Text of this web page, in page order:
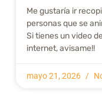
Me gustarí­a ir
personas que se
Si tienes un video
internet, avisame!!
mayo 21, 2026